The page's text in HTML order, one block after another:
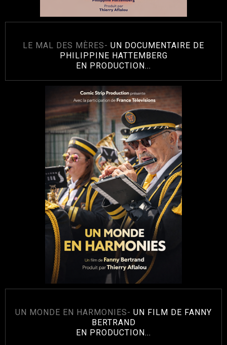
LE MAL DES MÈRES- UN DOCUMENTAIRE DE
PHILIPPINE HATTEMBERG
EN PRODUCTION...
UN MONDE EN HARMONIES- UN FILM DE FANNY
BERTRAND
EN PRODUCTION...